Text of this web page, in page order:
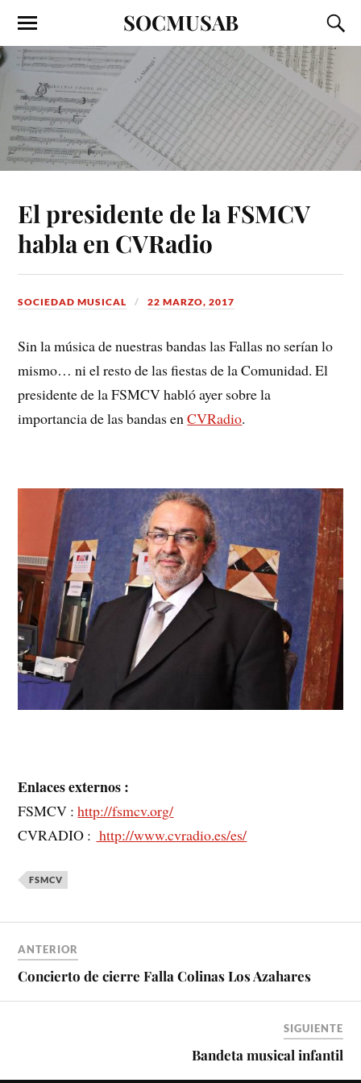
SOCMUSAB
El presidente de la FSMCV
habla en CVRadio
SOCIEDAD MUSICAL 22 MARZO, 2017
Sin la música de nuestras bandas las Fallas no serían lo
mismo… ni el resto de las fiestas de la Comunidad. El
presidente de la FSMCV habló ayer sobre la
importancia de las bandas enCVRadio.
Enlaces externos :
FSMCV :http://fsmcv.org/
CVRADIO : http://www.cvradio.es/es/
FSMCV
ANTERIOR
Concierto de cierre Falla Colinas Los Azahares
SIGUIENTE
Bandeta musical infantil